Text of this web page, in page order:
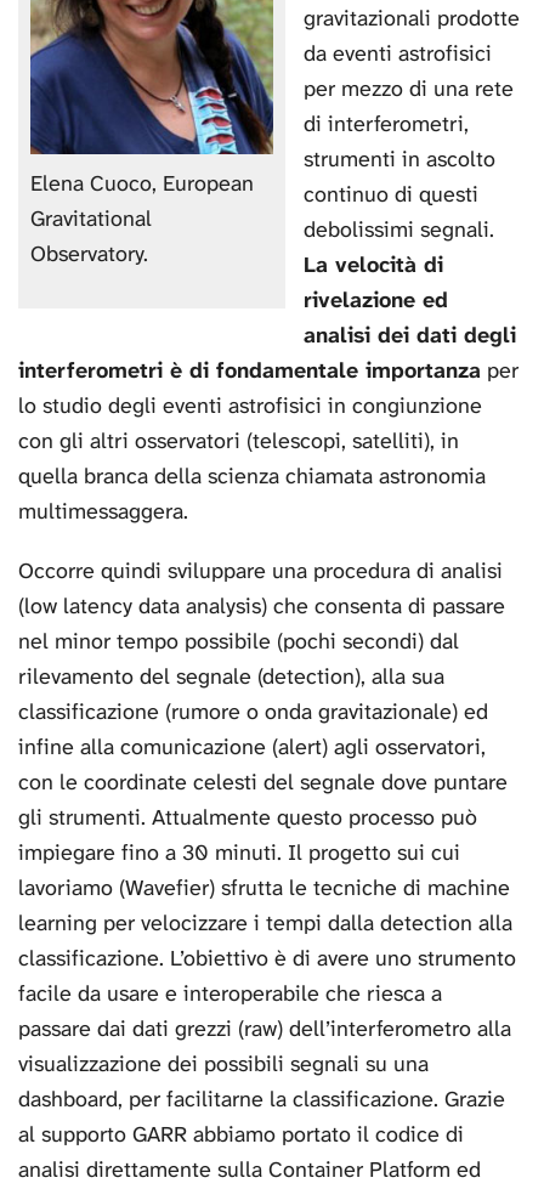
Elena Cuoco, European
Gravitational
Observatory.
gravitazionali prodotte
da eventi astrofisici
per mezzo di una rete
di interferometri,
strumenti in ascolto
continuo di questi
debolissimi segnali.
La velocità di
rivelazione ed
analisi dei dati degli
interferometri è di fondamentale importanza per
lo studio degli eventi astrofisici in congiunzione
con gli altri osservatori (telescopi, satelliti), in
quella branca della scienza chiamata astronomia
multimessaggera.
Occorre quindi sviluppare una procedura di analisi
(low latency data analysis) che consenta di passare
nel minor tempo possibile (pochi secondi) dal
rilevamento del segnale (detection), alla sua
classificazione (rumore o onda gravitazionale) ed
infine alla comunicazione (alert) agli osservatori,
con le coordinate celesti del segnale dove puntare
gli strumenti. Attualmente questo processo può
impiegare fino a 30 minuti. Il progetto sui cui
lavoriamo (Wavefier) sfrutta le tecniche di machine
learning per velocizzare i tempi dalla detection alla
classificazione. L’obiettivo è di avere uno strumento
facile da usare e interoperabile che riesca a
passare dai dati grezzi (raw) dell’interferometro alla
visualizzazione dei possibili segnali su una
dashboard, per facilitarne la classificazione. Grazie
al supporto GARR abbiamo portato il codice di
analisi direttamente sulla Container Platform ed